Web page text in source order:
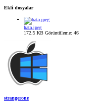
Ekli dosyalar
hata.jpeg
172.5 KB Görüntüleme: 46
strangerone